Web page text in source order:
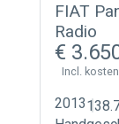
FIAT
Radio
Incl.
2013